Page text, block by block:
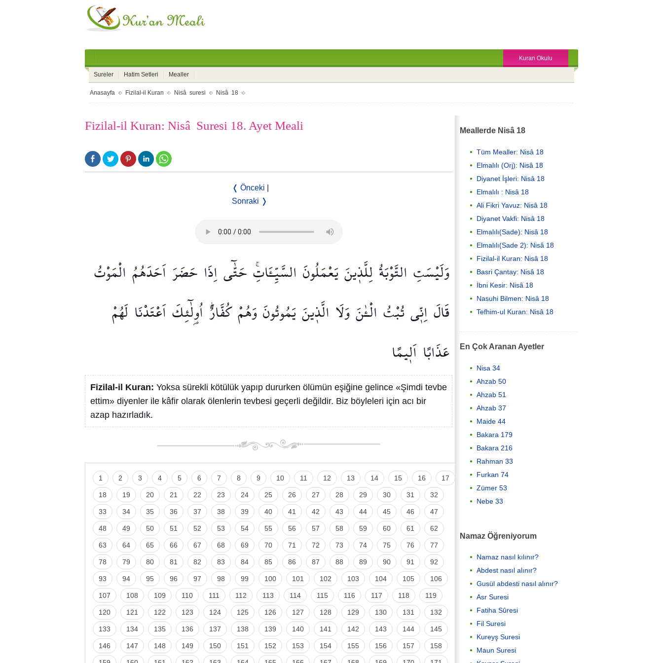
Kuran Okulu
Sureler Hatim Setleri Mealler
Anasayfa Fizilal-il Kuran Nisâ suresi Nisâ 18
Fizilal-il Kuran: Nisâ Suresi 18. Ayet Meali
❬ Önceki
Sonraki ❭
وَلَيْسَتِ التَّوْبَةُلِلَّذ۪ينَيَعْمَلُونَ السَّيِّـَٔاتِۚ حَتّٰٓىاِذَا حَضَرَاَحَدَهُمُ الْمَوْتُ
قَالَاِنّ۪يتُبْتُ الْـٰٔنَوَلَا الَّذ۪ينَيَمُوتُونَوَهُمْكُفَّارٌۜ اُو۬لٰٓئِكَاَعْتَدْنَا لَهُمْ
عَذَابًا اَل۪يمًا
Fizilal-il Kuran: Yoksa sürekli kötülük yapıp dururken ölümün eşiğine gelince «Şimdi tevbe
ettim» diyenler ile kâfir olarak ölenlerin tevbesi geçerli değildir. Biz böyleleri için acı bir
azap hazırladık.
1 2 3 4 5 6 7 8 9 10 11 12 13 14 15 16 17
18 19 20 21 22 23 24 25 26 27 28 29 30 31 32
33 34 35 36 37 38 39 40 41 42 43 44 45 46 47
48 49 50 51 52 53 54 55 56 57 58 59 60 61 62
63 64 65 66 67 68 69 70 71 72 73 74 75 76 77
78 79 80 81 82 83 84 85 86 87 88 89 90 91 92
93 94 95 96 97 98 99 100 101 102 103 104 105 106
107 108 109 110 111 112 113 114 115 116 117 118 119
120 121 122 123 124 125 126 127 128 129 130 131 132
133 134 135 136 137 138 139 140 141 142 143 144 145
146 147 148 149 150 151 152 153 154 155 156 157 158
Meallerde Nisâ 18
Tüm Mealler: Nisâ 18
Elmalılı (Orj): Nisâ 18
Diyanet İşleri: Nisâ 18
Elmalılı : Nisâ 18
Ali Fikri Yavuz: Nisâ 18
Diyanet Vakfi: Nisâ 18
Elmalılı(Sade): Nisâ 18
Elmalılı(Sade 2): Nisâ 18
Fizilal-il Kuran: Nisâ 18
Basri Çantay: Nisâ 18
İbni Kesir: Nisâ 18
Nasuhi Bilmen: Nisâ 18
Tefhim-ul Kuran: Nisâ 18
En Çok Aranan Ayetler
Nisa 34
Ahzab 50
Ahzab 51
Ahzab 37
Maide 44
Bakara 179
Bakara 216
Rahman 33
Furkan 74
Zümer 53
Nebe 33
Namaz Öğreniyorum
Namaz nasıl kılınır?
Abdest nasıl alınır?
Gusül abdesti nasıl alınır?
Asr Suresi
Fatiha Sûresi
Fil Suresi
Kureyş Suresi
Maun Suresi